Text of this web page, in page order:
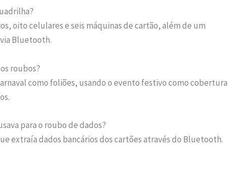
oito celulares e seis máquinas de cartão, além de um
Bluetooth.
roubos?
como foliões, usando o evento festivo como cobertura
para o roubo de dados?
extraía dados bancários dos cartões através do Bluetooth.